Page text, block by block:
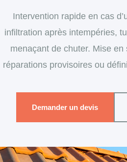
Intervention rapide en cas
infiltration après intempéries,
menaçant de chuter. Mise
réparations provisoires ou
Demander un devis